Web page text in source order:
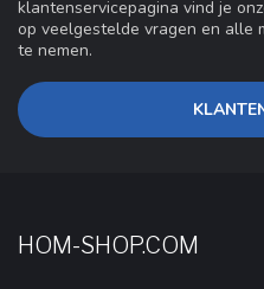
klantenservicepagina vind je
op veelgestelde vragen en alle
te nemen.
HOM-SHOP.COM